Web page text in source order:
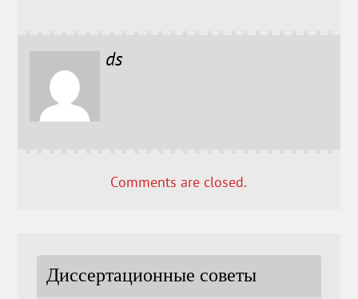
ds
Comments are closed.
Диссертационные советы